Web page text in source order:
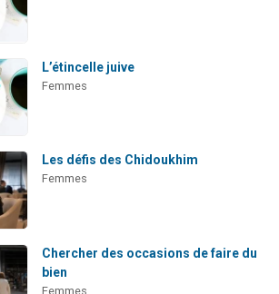
L’étincelle juive
Femmes
Les défis des Chidoukhim
Femmes
Chercher des occasions de faire du
bien
Femmes